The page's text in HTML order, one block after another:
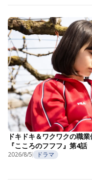
ドキドキ＆ワクワクの職
『こころのフフフ』第4話
2026/8/5 ドラマ